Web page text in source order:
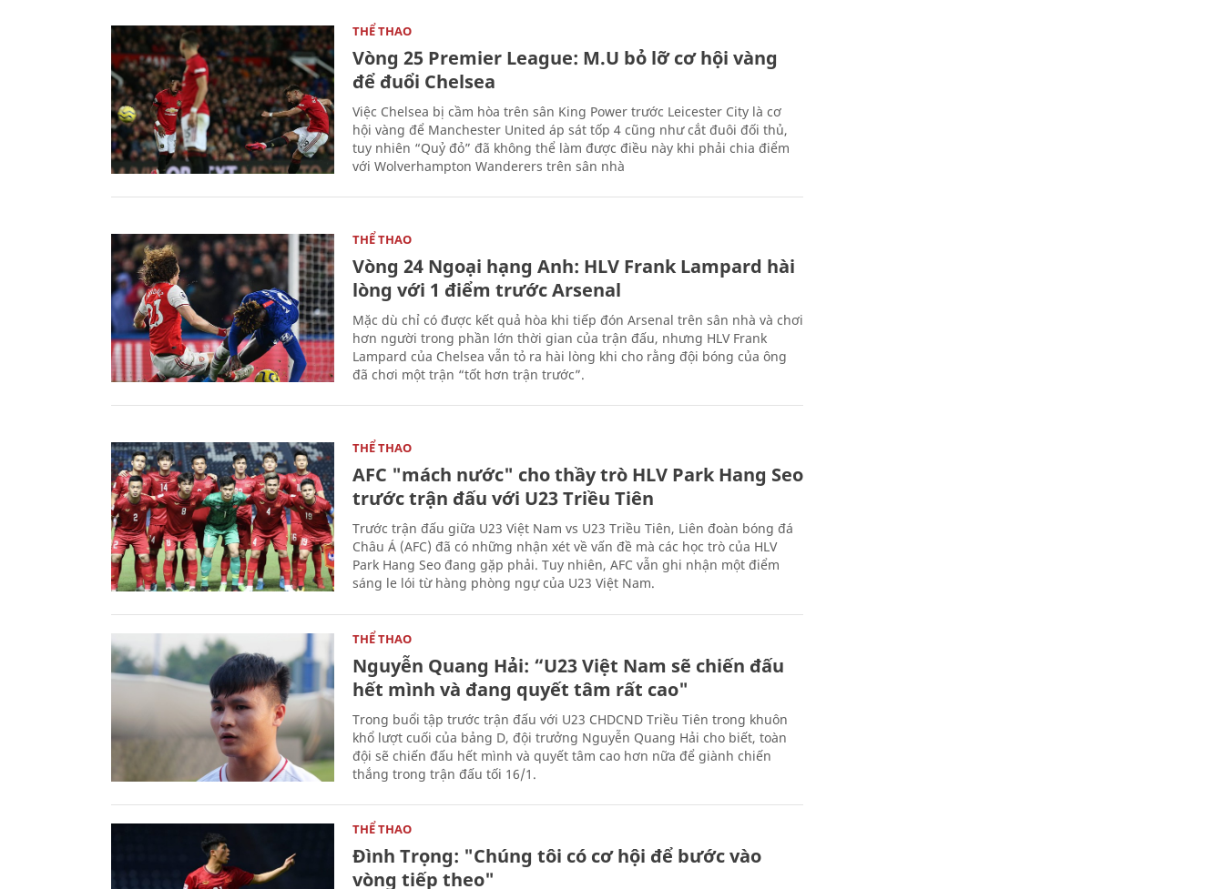
THỂ THAO
Vòng 25 Premier League: M.U bỏ lỡ cơ hội vàng
để đuổi Chelsea
Việc Chelsea bị cầm hòa trên sân King Power trước Leicester City là cơ
hội vàng để Manchester United áp sát tốp 4 cũng như cắt đuôi đối thủ,
tuy nhiên “Quỷ đỏ” đã không thể làm được điều này khi phải chia điểm
với Wolverhampton Wanderers trên sân nhà
THỂ THAO
Vòng 24 Ngoại hạng Anh: HLV Frank Lampard hài
lòng với 1 điểm trước Arsenal
Mặc dù chỉ có được kết quả hòa khi tiếp đón Arsenal trên sân nhà và chơi
hơn người trong phần lớn thời gian của trận đấu, nhưng HLV Frank
Lampard của Chelsea vẫn tỏ ra hài lòng khi cho rằng đội bóng của ông
đã chơi một trận “tốt hơn trận trước”.
THỂ THAO
AFC "mách nước" cho thầy trò HLV Park Hang Seo
trước trận đấu với U23 Triều Tiên
Trước trận đấu giữa U23 Việt Nam vs U23 Triều Tiên, Liên đoàn bóng đá
Châu Á (AFC) đã có những nhận xét về vấn đề mà các học trò của HLV
Park Hang Seo đang gặp phải. Tuy nhiên, AFC vẫn ghi nhận một điểm
sáng le lói từ hàng phòng ngự của U23 Việt Nam.
THỂ THAO
Nguyễn Quang Hải: “U23 Việt Nam sẽ chiến đấu
hết mình và đang quyết tâm rất cao"
Trong buổi tập trước trận đấu với U23 CHDCND Triều Tiên trong khuôn
khổ lượt cuối của bảng D, đội trưởng Nguyễn Quang Hải cho biết, toàn
đội sẽ chiến đấu hết mình và quyết tâm cao hơn nữa để giành chiến
thắng trong trận đấu tối 16/1.
THỂ THAO
Đình Trọng: "Chúng tôi có cơ hội để bước vào
vòng tiếp theo"